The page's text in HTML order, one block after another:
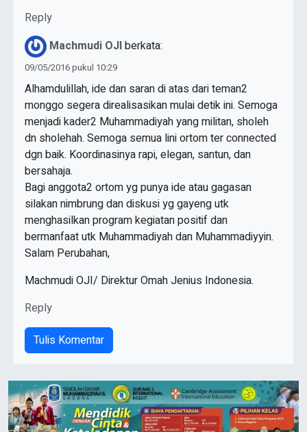
Reply
Machmudi OJIberkata:
09/05/2016 pukul 10:29
Alhamdulillah, ide dan saran di atas dari teman2
monggo segera direalisasikan mulai detik ini. Semoga
menjadi kader2 Muhammadiyah yang militan, sholeh
dn sholehah. Semoga semua lini ortom ter connected
dgn baik. Koordinasinya rapi, elegan, santun, dan
bersahaja.
Bagi anggota2 ortom yg punya ide atau gagasan
silakan nimbrung dan diskusi yg gayeng utk
menghasilkan program kegiatan positif dan
bermanfaat utk Muhammadiyah dan Muhammadiyyin.
Salam Perubahan,
Machmudi OJI/ Direktur Omah Jenius Indonesia.
Reply
Tulis Komentar